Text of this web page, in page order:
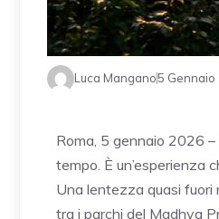
Luca Mangano5 Gennaio
Roma, 5 gennaio 2026
tempo. È un’esperienza
Una lentezza quasi fuori
tra i parchi del Madhya